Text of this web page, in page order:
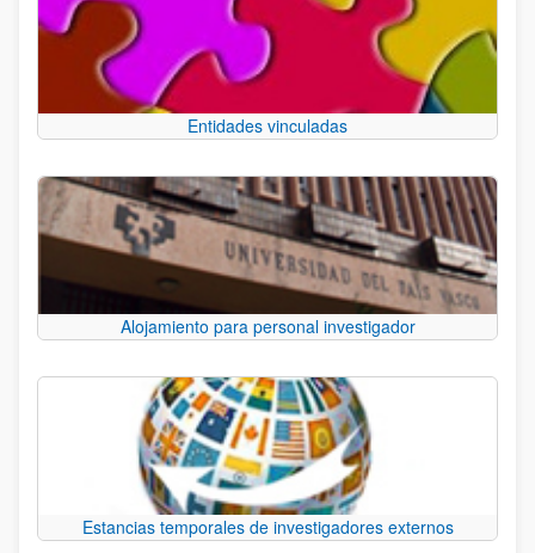
Entidades vinculadas
Alojamiento para personal investigador
Estancias temporales de investigadores externos